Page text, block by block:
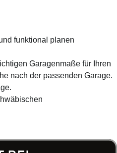
funktional planen
Garagenmaße für Ihren
nach der passenden Garage.